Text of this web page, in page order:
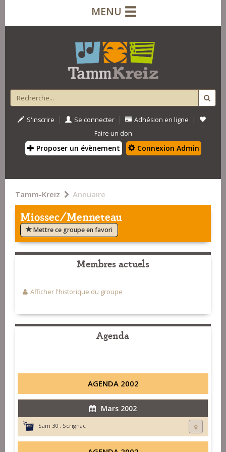
MENU
S'inscrire | Se connecter | Adhésion en ligne |
Faire un don
Proposer un évènement Connexion Admin
Tamm-Kreiz Annuaire
Miossec/Menneteau
Mettre ce groupe en favori
Membres actuels
Afficher l'historique du groupe
Agenda
AGENDA 2002
Mars 2002
Sam 30 : Scrignac